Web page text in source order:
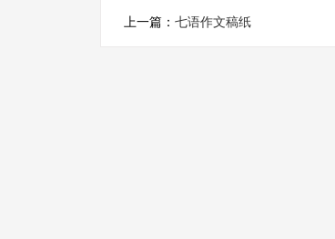
上一篇： 七语作文稿纸